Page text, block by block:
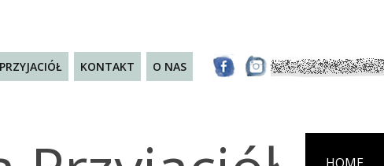
KONTAKT O NAS